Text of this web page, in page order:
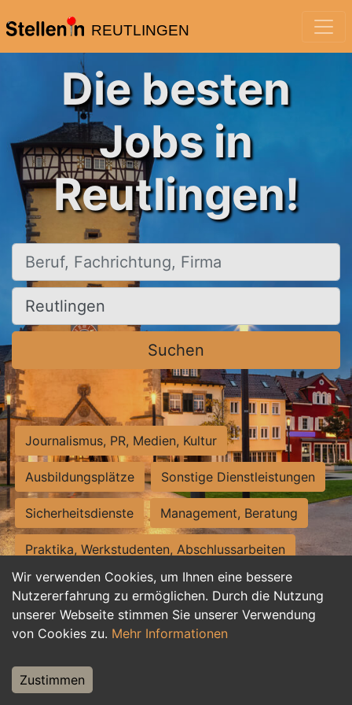
REUTLINGEN
Wir verwenden Cookies, um Ihnen eine bessere
Nutzererfahrung zu ermöglichen. Durch die Nutzung
unserer Webseite stimmen Sie unserer Verwendung
von Cookies zu. Mehr Informationen
Zustimmen
Die besten
Jobs in
Reutlingen!
Beruf, Fachrichtung, Firma
Ort, Stadt
Suchen
Journalismus, PR, Medien, Kultur
Ausbildungsplätze Sonstige Dienstleistungen
Sicherheitsdienste Management, Beratung
Praktika, Werkstudenten, Abschlussarbeiten
Personalwesen Assistenz, Sekretariat
Hilfskräfte, Aushilfs- und Nebenjobs
Weiterbildung, Studium, duale Ausbildung